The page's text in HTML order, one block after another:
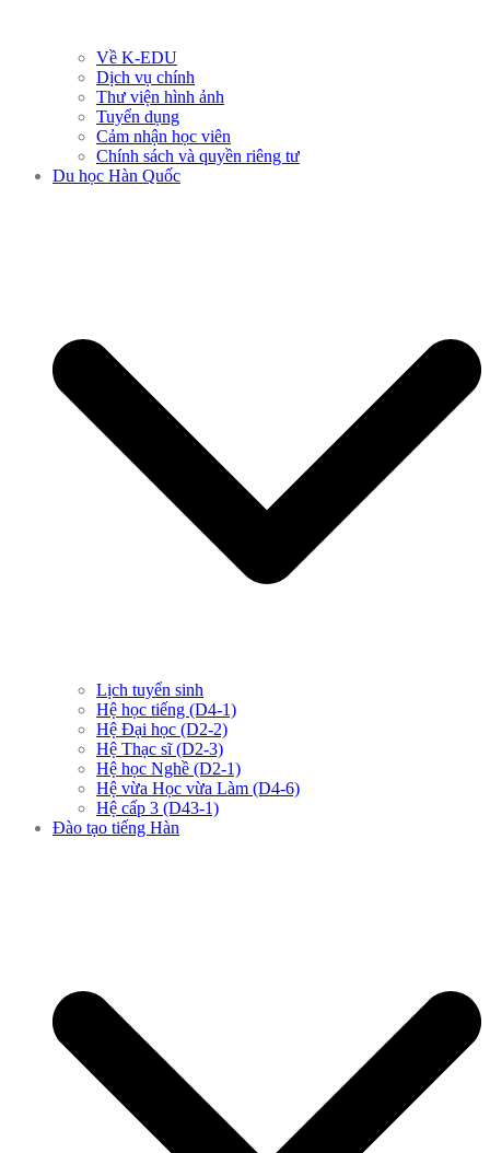
Về K-EDU
Dịch vụ chính
Thư viện hình ảnh
Tuyển dụng
Cảm nhận học viên
Chính sách và quyền riêng tư
Du học Hàn Quốc
Lịch tuyển sinh
Hệ học tiếng (D4-1)
Hệ Đại học (D2-2)
Hệ Thạc sĩ (D2-3)
Hệ học Nghề (D2-1)
Hệ vừa Học vừa Làm (D4-6)
Hệ cấp 3 (D43-1)
Đào tạo tiếng Hàn